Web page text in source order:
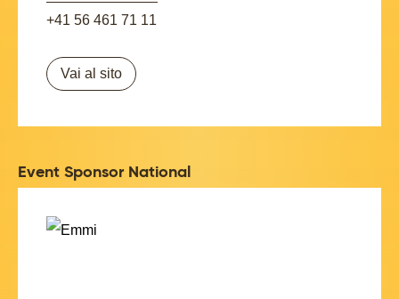
+41 56 461 71 11
Vai al sito
Event Sponsor National